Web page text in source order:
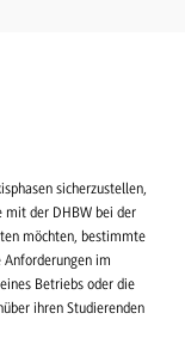
sicherzustellen,
mit der DHBW bei der
möchten, bestimmte
Anforderungen im
Betriebs oder die
ihren Studierenden